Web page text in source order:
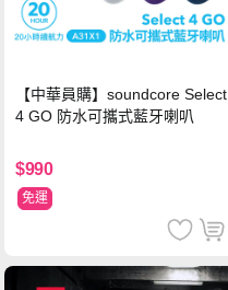
【中華員購】soundcore Select
4 GO 防水可攜式藍牙喇叭
$990
免運